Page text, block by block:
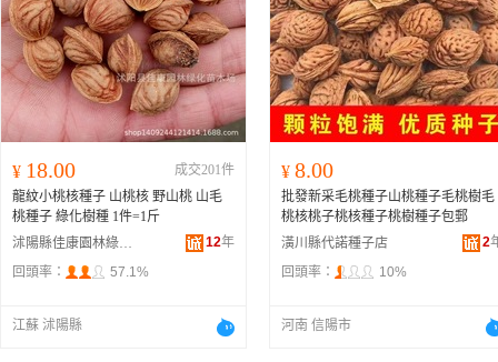
¥ 18.00
成交201件
龍紋小桃核種子 山桃核 野山桃 山毛
桃種子 綠化樹種 1件=1斤
沭陽縣佳康園林綠化苗木場
12年
回頭率：
57.1%
江蘇 沭陽縣
¥ 8.00
批發新采毛桃種子山桃種子毛桃樹毛
桃核桃子桃核種子桃樹種子包郵
潢川縣代諾種子店
2
回頭率：
10%
河南 信陽市